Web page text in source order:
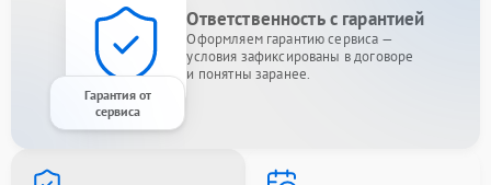
Гарантия от
сервиса
Ответственность с гарантией
Оформляем гарантию сервиса —
условия зафиксированы в договоре
и понятны заранее.